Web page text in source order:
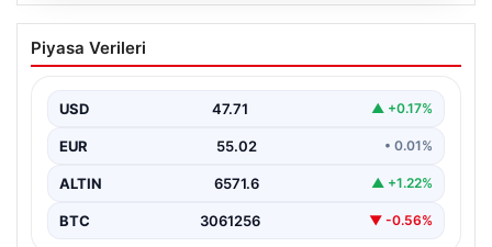
Mohamed Salah transferinin detayları
açıklandı!
Piyasa Verileri
USD 47.71 ▲ +0.17%
EUR 55.02 • 0.01%
ALTIN 6571.6 ▲ +1.22%
BTC 3061256 ▼ -0.56%